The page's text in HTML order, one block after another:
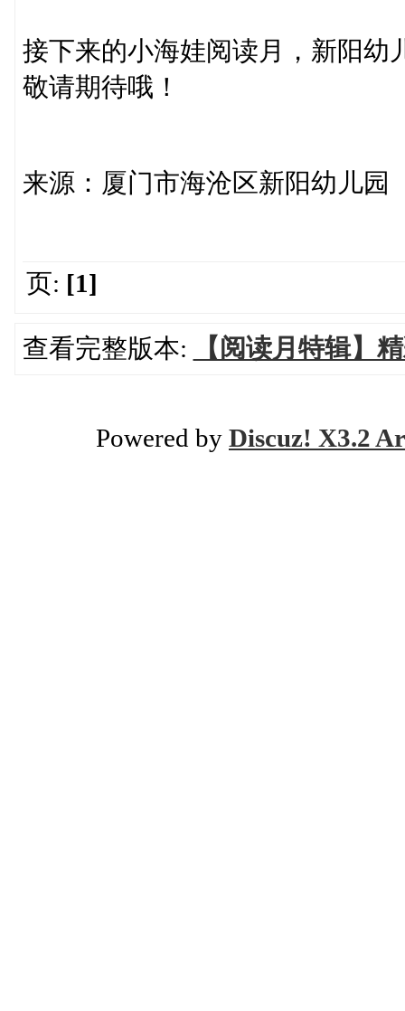
接下来的小海娃阅读月，新阳幼
敬请期待哦！
来源：厦门市海沧区新阳幼儿园
页: [1]
查看完整版本: 【阅读月特辑】
Powered by Discuz! X3.2